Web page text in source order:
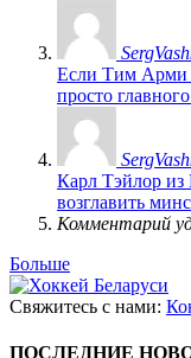
Если Тим Арми
просто
Карл Тэйлор
возглавить
Комментарий
Больше
Свяжитесь с нами:
ПОСЛЕДНИЕ